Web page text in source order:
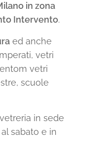
in zona
Intervento.
ed anche
vetri
vetri
scuole
in sede
sabato e in